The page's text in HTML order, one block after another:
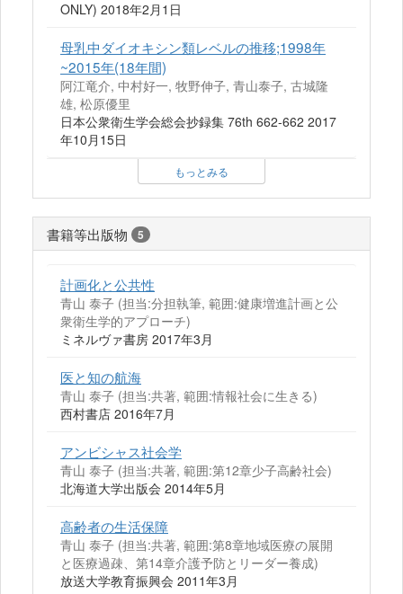
ONLY) 2018年2月1日
母乳中ダイオキシン類レベルの推移;1998年
~2015年(18年間)
阿江竜介, 中村好一, 牧野伸子, 青山泰子, 古城隆
雄, 松原優里
日本公衆衛生学会総会抄録集 76th 662-662 2017
年10月15日
もっとみる
書籍等出版物 5
計画化と公共性
青山 泰子 (担当:分担執筆, 範囲:健康増進計画と公
衆衛生学的アプローチ)
ミネルヴァ書房 2017年3月
医と知の航海
青山 泰子 (担当:共著, 範囲:情報社会に生きる)
西村書店 2016年7月
アンビシャス社会学
青山 泰子 (担当:共著, 範囲:第12章少子高齢社会)
北海道大学出版会 2014年5月
高齢者の生活保障
青山 泰子 (担当:共著, 範囲:第8章地域医療の展開
と医療過疎、第14章介護予防とリーダー養成)
放送大学教育振興会 2011年3月